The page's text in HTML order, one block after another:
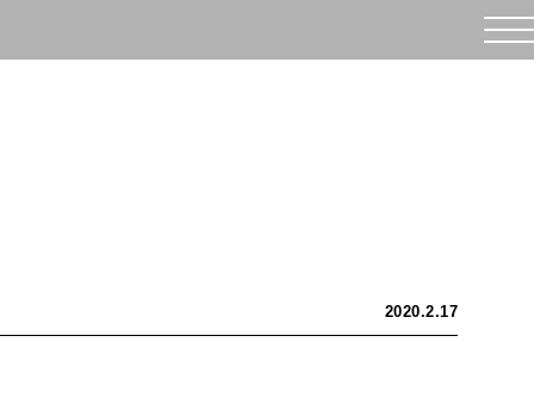
2020.2.17